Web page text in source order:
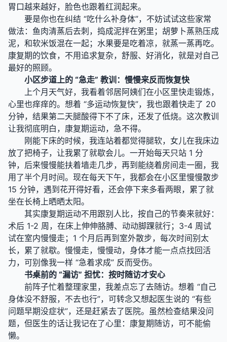
胃口越来越好，脸色也跟着红润起来。
要是你也在纠结 “吃什么补身体”，不妨试试这些家常
做法：鱼肉清蒸后去刺，捣成泥拌在粥里；胡萝卜蒸熟压成
泥，和软米饭混在一起；水果要是吃着凉，就蒸一蒸再吃。
康复期的饮食，不用追求复杂，舒服、好消化，就是对自己
最好的照顾。
小区步道上的 “急走” 教训：慢慢来反而恢复快
上个月天气好，我看着邻居阿姨们在小区里快走锻炼，
心里也痒痒的。想着 “多运动恢复快”，我也跟着快走了 20
分钟，结果第二天腿酸得下不了床，还发了低烧。这次教训
让我彻底明白，康复期运动，急不得。
刚能下床的时候，我连站着都觉得腿软，女儿在我床边
放了把椅子，让我累了就歇会儿。一开始每天只站 1 分
钟，后来慢慢能扶着墙走几步，再到能绕着房间走一圈，我
用了半个月时间。现在每天下午，我都会在小区里慢慢散步
15 分钟，遇到花开得好看，还会停下来多看两眼，累了就
坐在长椅上晒晒太阳。
其实康复期运动不用跟别人比，按自己的节奏来就好：
术后 1-2 周，在床上伸伸胳膊、动动脚踝就行；3-4 周试
试在室内慢慢走；1 个月后再到室外散步，每次时间别太
长，累了就歇。慢慢走，慢慢动，身体才能一点点找回活
力，可别像我一样 “急着求成” 反而受伤。
书桌前的 “漏访” 担忧：按时随访才安心
前阵子忙着整理家里，我差点忘了去随访。想着 “自己
身体没不舒服，不去也行”，可转念又想起医生说的 “有些
问题早期没症状”，还是赶紧去了医院。虽然检查结果没问
题，但医生的话让我记在了心里：康复期随访，可不能偷
懒。